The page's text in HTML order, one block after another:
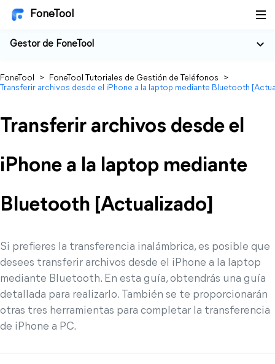
FoneTool
Gestor de FoneTool
FoneTool > FoneTool Tutoriales de Gestión de Teléfonos
>
Transferir archivos desde el iPhone a la laptop mediante Bluetooth
Transferir archivos desde el
iPhone a la laptop mediante
Bluetooth [Actualizado]
Si prefieres la transferencia inalámbrica, es posible que
desees transferir archivos desde el iPhone a la laptop
mediante Bluetooth. En esta guía, obtendrás una guía
detallada para realizarlo. También se te proporcionarán
otras tres herramientas para completar la transferencia
de iPhone a PC.